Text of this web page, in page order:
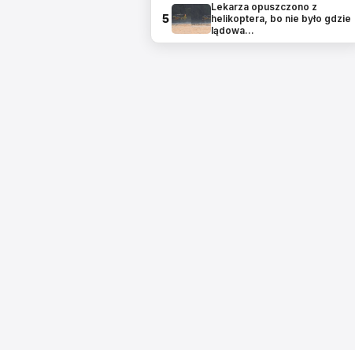
5
Lekarza opuszczono z
helikoptera, bo nie było gdzie
lądowa…